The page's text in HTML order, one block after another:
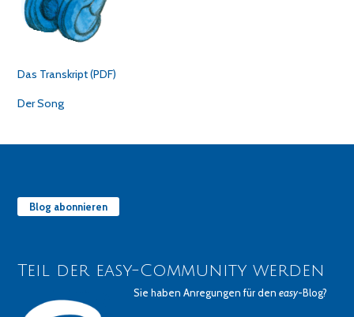
Das Transkript (PDF)
Der Song
Blog abonnieren
Teil der easy-Community werden
Sie haben Anregungen für deneasy-Blog?